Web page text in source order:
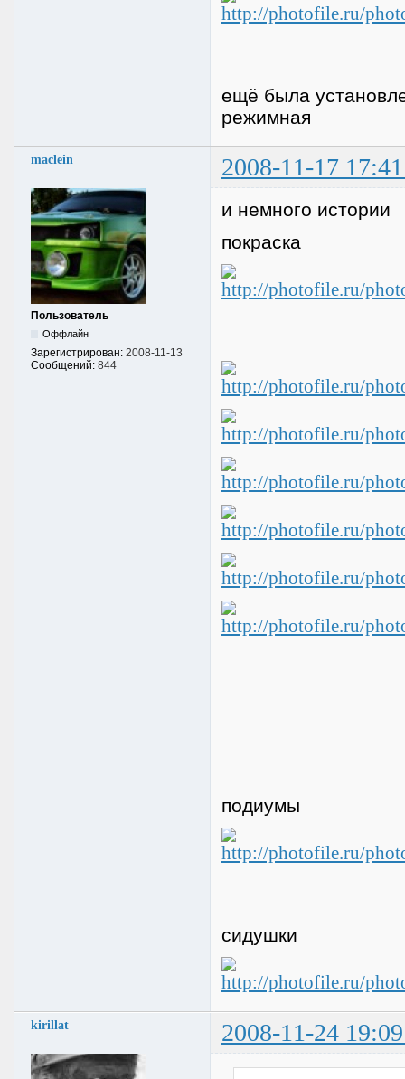
ещё была
режимная
maclein 2008-11-17
Пользователь
Оффлайн
Зарегистрирован: 2008-11-13
Сообщений: 844
и немного истории
покраска
подиумы
сидушки
kirillat 2008-11-24